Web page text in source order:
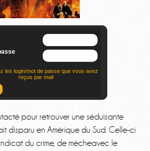
pour retrouver une séduisante
disparu en Amérique du Sud. Celle-ci
du crime, de mècheavec le